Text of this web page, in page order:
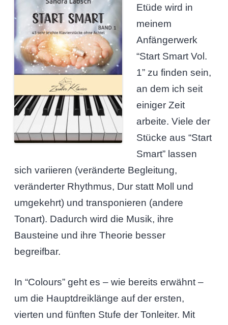
Etüde wird in
meinem
Anfängerwerk
“Start Smart Vol.
1” zu finden sein,
an dem ich seit
einiger Zeit
arbeite. Viele der
Stücke aus “Start
Smart” lassen
sich variieren (veränderte Begleitung,
veränderter Rhythmus, Dur statt Moll und
umgekehrt) und transponieren (andere
Tonart). Dadurch wird die Musik, ihre
Bausteine und ihre Theorie besser
begreifbar.
In “Colours” geht es – wie bereits erwähnt –
um die Hauptdreiklänge auf der ersten,
vierten und fünften Stufe der Tonleiter. Mit